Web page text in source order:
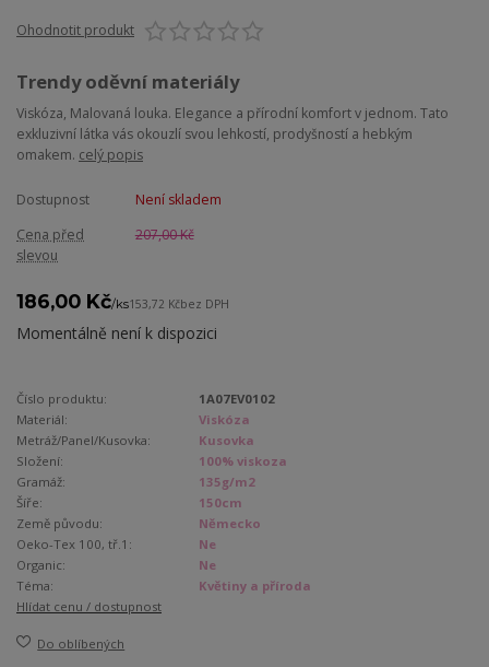
Ohodnotit produkt
Trendy oděvní materiály
Viskóza, Malovaná louka. Elegance a přírodní komfort v jednom. Tato
exkluzivní látka vás okouzlí svou lehkostí, prodyšností a hebkým
omakem. celý popis
Dostupnost
Není skladem
Cena před
slevou
207,00 Kč
186,00 Kč/ks153,72 Kčbez DPH
Momentálně není k dispozici
Číslo produktu:
1A07EV0102
Materiál:
Viskóza
Metráž/Panel/Kusovka:
Kusovka
Složení:
100% viskoza
Gramáž:
135g/m2
Šíře:
150cm
Země původu:
Německo
Oeko-Tex 100, tř.1:
Ne
Organic:
Ne
Téma:
Květiny a příroda
Hlídat cenu / dostupnost
Do oblíbených